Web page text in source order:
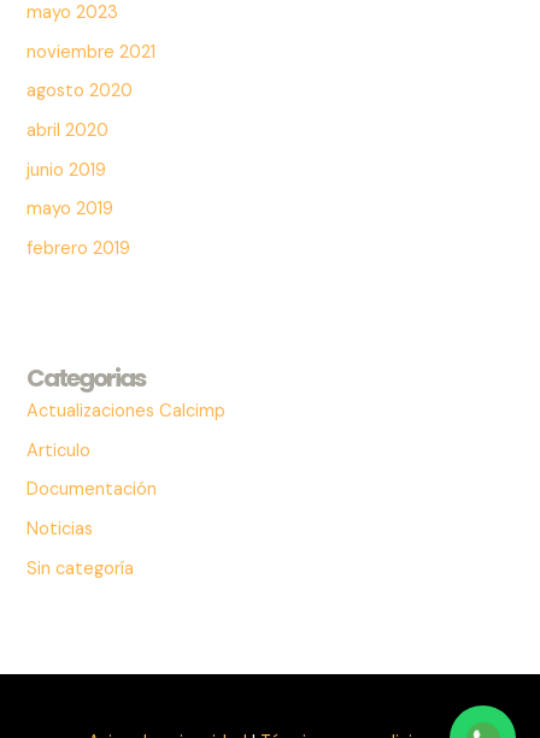
mayo 2023
noviembre 2021
agosto 2020
abril 2020
junio 2019
mayo 2019
febrero 2019
Categorias
Actualizaciones Calcimp
Articulo
Documentación
Noticias
Sin categoría